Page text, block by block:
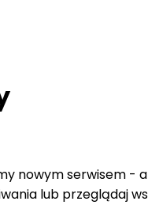
nowym serwisem -
lub przeglądaj